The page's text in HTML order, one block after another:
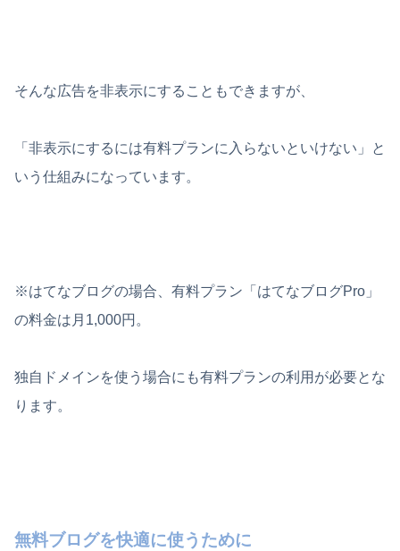
そんな広告を非表示にすることもできますが、
「非表示にするには有料プランに入らないといけない」と
いう仕組みになっています。
※はてなブログの場合、有料プラン「はてなブログPro」
の料金は月1,000円。
独自ドメインを使う場合にも有料プランの利用が必要とな
ります。
無料ブログを快適に使うために